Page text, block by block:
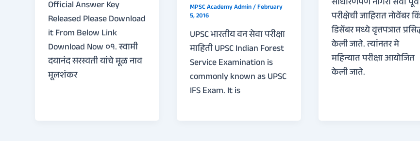
Official Answer Key
Released Please Download
it From Below Link
Download Now ०१. स्वामी
दयानंद सरस्वती यांचे मूळ नाव
मूलशंकर
MPSC Academy Admin/February
5, 2016
UPSC भारतीय वन सेवा परीक्षा
माहिती UPSC Indian Forest
Service Examination is
commonly known as UPSC
IFS Exam. It is
साधारणपणे नागरी सेवा पूर्व
परीक्षेची जाहिरात नोवेंबर
डिसेंबर मध्ये वृत्तपत्रात
केली जाते. त्यांनतर मे
महिन्यात परीक्षा आयोजित
केली जाते.